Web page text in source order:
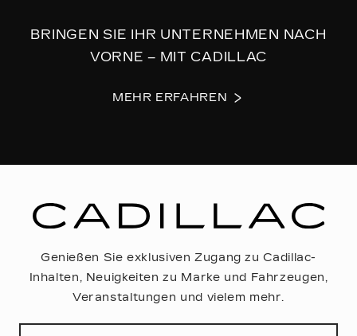
BRINGEN SIE IHR UNTERNEHMEN NACH
VORNE – MIT CADILLAC
MEHR ERFAHREN